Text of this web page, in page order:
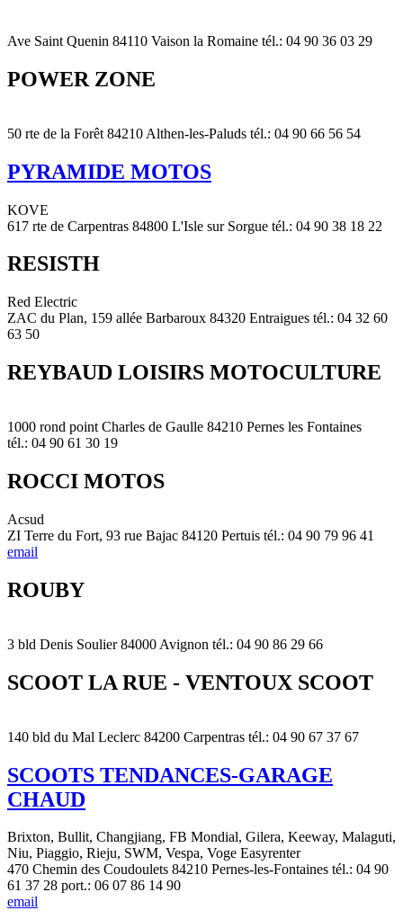
Ave Saint Quenin 84110 Vaison la Romaine tél.: 04 90 36 03 29
POWER ZONE
50 rte de la Forêt 84210 Althen-les-Paluds tél.: 04 90 66 56 54
PYRAMIDE MOTOS
KOVE
617 rte de Carpentras 84800 L'Isle sur Sorgue tél.: 04 90 38 18 22
RESISTH
Red Electric
ZAC du Plan, 159 allée Barbaroux 84320 Entraigues tél.: 04 32 60
63 50
REYBAUD LOISIRS MOTOCULTURE
1000 rond point Charles de Gaulle 84210 Pernes les Fontaines
tél.: 04 90 61 30 19
ROCCI MOTOS
Acsud
ZI Terre du Fort, 93 rue Bajac 84120 Pertuis tél.: 04 90 79 96 41
email
ROUBY
3 bld Denis Soulier 84000 Avignon tél.: 04 90 86 29 66
SCOOT LA RUE - VENTOUX SCOOT
140 bld du Mal Leclerc 84200 Carpentras tél.: 04 90 67 37 67
SCOOTS TENDANCES-GARAGE
CHAUD
Brixton, Bullit, Changjiang, FB Mondial, Gilera, Keeway, Malaguti,
Niu, Piaggio, Rieju, SWM, Vespa, Voge Easyrenter
470 Chemin des Coudoulets 84210 Pernes-les-Fontaines tél.: 04 90
61 37 28 port.: 06 07 86 14 90
email